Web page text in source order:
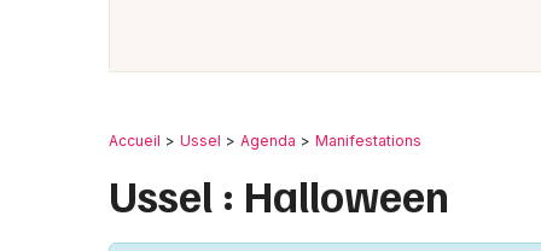
Accueil Ussel Agenda Manifestations
Ussel : Halloween